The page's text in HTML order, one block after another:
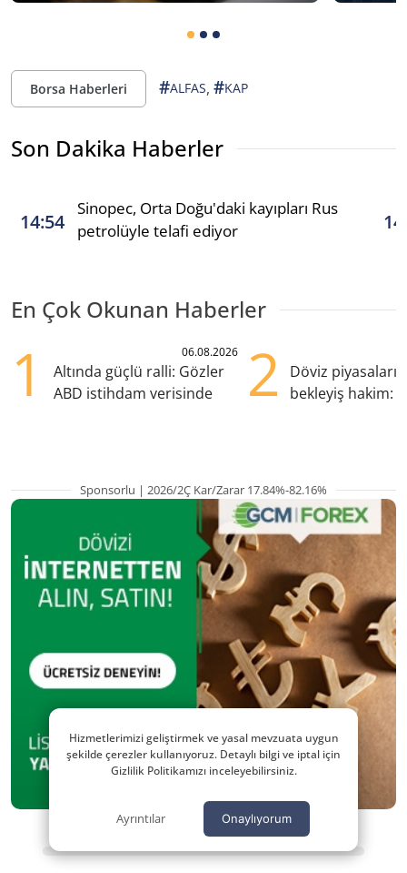
Borsa Haberleri #ALFAS, #KAP
Son Dakika Haberler
14:54
Sinopec, Orta Doğu'daki kayıpları Rus
petrolüyle telafi ediyor
En Çok Okunan Haberler
1 06.08.2026
Altında güçlü ralli: Gözler
ABD istihdam verisinde
2
Döviz
bekleyiş hakim:
Sponsorlu | 2026/2Ç Kar/Zarar 17.84%-82.16%
Hizmetlerimizi geliştirmek ve yasal mevzuata uygun
şekilde çerezler kullanıyoruz. Detaylı bilgi ve iptal için
Gizlilik Politikamızı inceleyebilirsiniz.
Ayrıntılar Onaylıyorum